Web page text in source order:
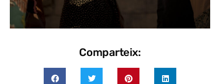
Comparteix: